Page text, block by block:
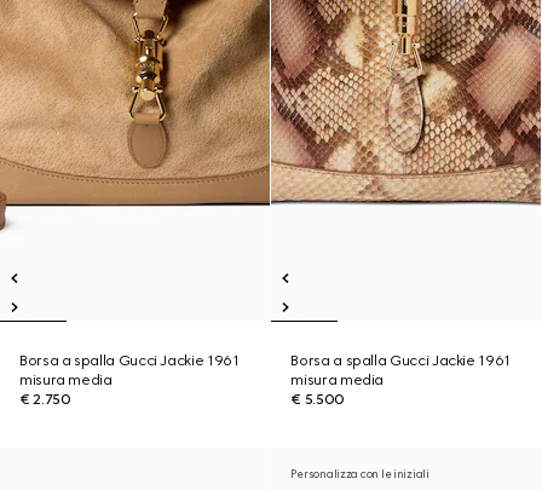
Borsa a spalla Gucci Jackie 1961
misura media
€ 2.750
Borsa a spalla Gucci Jackie 1961
misura media
€ 5.500
Personalizza con le iniziali